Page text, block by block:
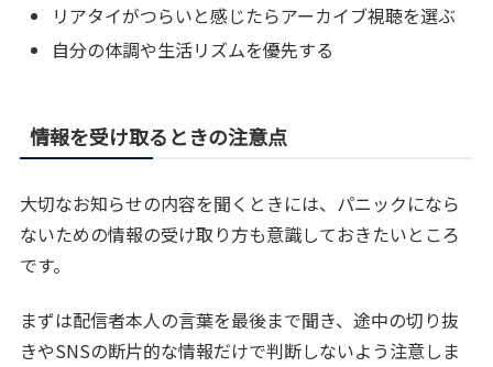
リアタイがつらいと感じたらアーカイブ視聴を選ぶ
自分の体調や生活リズムを優先する
情報を受け取るときの注意点
大切なお知らせの内容を聞くときには、パニックになら
ないための情報の受け取り方も意識しておきたいところ
です。
まずは配信者本人の言葉を最後まで聞き、途中の切り抜
きやSNSの断片的な情報だけで判断しないよう注意しま